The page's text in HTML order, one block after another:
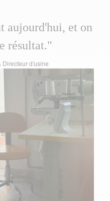
aujourd'hui, et on
résultat."
Directeur d'usine